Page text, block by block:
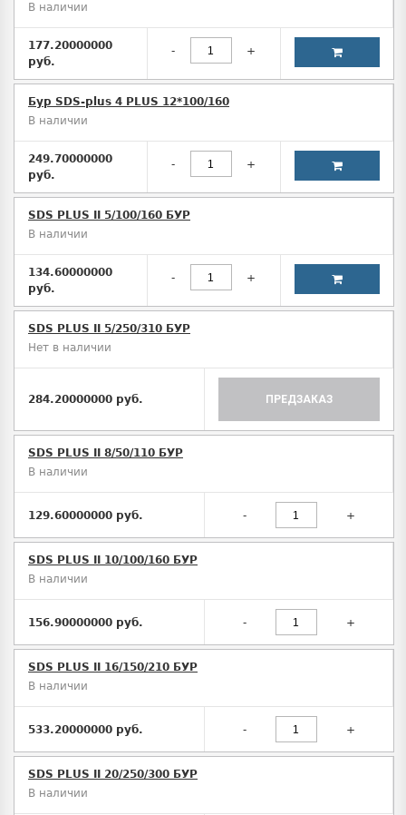
В наличии
177.20000000
руб.
- +
Бур SDS-plus 4 PLUS 12*100/160
В наличии
249.70000000
руб.
- +
SDS PLUS II 5/100/160 БУР
В наличии
134.60000000
руб.
- +
SDS PLUS II 5/250/310 БУР
Нет в наличии
284.20000000 руб. ПРЕДЗАКАЗ
SDS PLUS II 8/50/110 БУР
В наличии
129.60000000 руб. - +
SDS PLUS II 10/100/160 БУР
В наличии
156.90000000 руб. - +
SDS PLUS II 16/150/210 БУР
В наличии
533.20000000 руб. - +
SDS PLUS II 20/250/300 БУР
В наличии